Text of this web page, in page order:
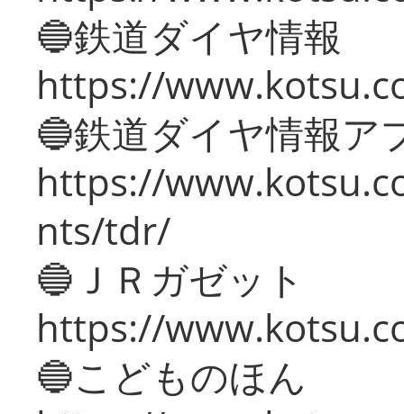
🔵鉄道ダイヤ情報
https://
🔵鉄道ダイヤ情報ア
https://
nts/tdr/
🔵ＪＲガゼット
https://
🔵こどものほん